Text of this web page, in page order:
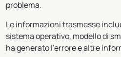
problema.
Le informazioni trasmesse
sistema operativo, modello di
ha generato l'errore e altre